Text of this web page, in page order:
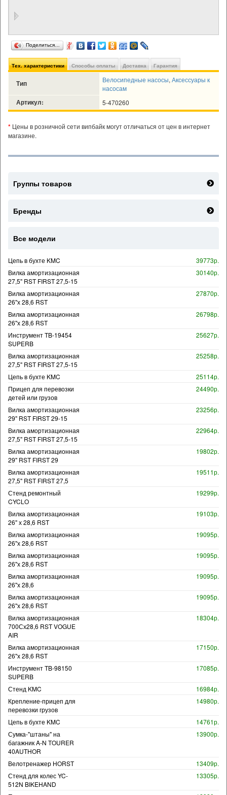
Поделиться…
Тех. характеристики Способы оплаты Доставка Гарантия
Тип Велосипедные насосы, Аксессуары к
насосам
Артикул: 5-470260
* Цены в розничной сети випбайк могут отличаться от цен в интернет
магазине.
Группы товаров
Бренды
Все модели
Цепь в бухте KMC
39773р.
Вилка амортизационная
27,5" RST FIRST 27,5-15
30140р.
Вилка амортизационная
26"х 28,6 RST
27870р.
Вилка амортизационная
26"х 28,6 RST
26798р.
Инструмент TB-19454
SUPERB
25627р.
Вилка амортизационная
27,5" RST FIRST 27,5-15
25258р.
Цепь в бухте KMC
25114р.
Прицеп для перевозки
детей или грузов
24490р.
Вилка амортизационная
29" RST FIRST 29-15
23256р.
Вилка амортизационная
27,5" RST FIRST 27,5-15
22964р.
Вилка амортизационная
29" RST FIRST 29
19802р.
Вилка амортизационная
27,5" RST FIRST 27,5
19511р.
Стенд ремонтный
CYCLO
19299р.
Вилка амортизационная
26" х 28,6 RST
19103р.
Вилка амортизационная
26"х 28,6 RST
19095р.
Вилка амортизационная
26"х 28,6 RST
19095р.
Вилка амортизационная
26"х 28,6
19095р.
Вилка амортизационная
26"х 28,6 RST
19095р.
Вилка амортизационная
700Сх28,6 RST VOGUE
AIR
18304р.
Вилка амортизационная
26"х 28,6 RST
17150р.
Инструмент TB-98150
SUPERB
17085р.
Стенд KMC
16984р.
Крепление-прицеп для
перевозки грузов
14980р.
Цепь в бухте KMC
14761р.
Сумка-"штаны" на
багажник A-N TOURER
40AUTHOR
13900р.
Велотренажер HORST
13409р.
Стенд для колес YC-
512N BIKEHAND
13305р.